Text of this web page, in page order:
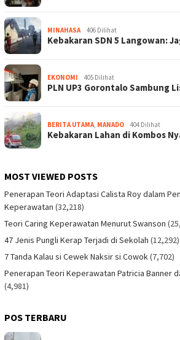
MINAHASA 406 Dilihat
Kebakaran SDN 5 Langowan:
EKONOMI 405 Dilihat
PLN UP3 Gorontalo Sambung
BERITA UTAMA, MANADO 404 Dilihat
Kebakaran Lahan di Kombos
MOST VIEWED POSTS
Penerapan Teori Adaptasi Calista Roy dalam
Keperawatan (32,218)
Teori Caring Keperawatan Menurut Swanson
47 Jenis Pungli Kerap Terjadi di Sekolah (12,292)
7 Tanda Kalau si Cewek Naksir si Cowok(7,702)
Penerapan Teori Keperawatan Patricia Banner
(4,981)
POS TERBARU